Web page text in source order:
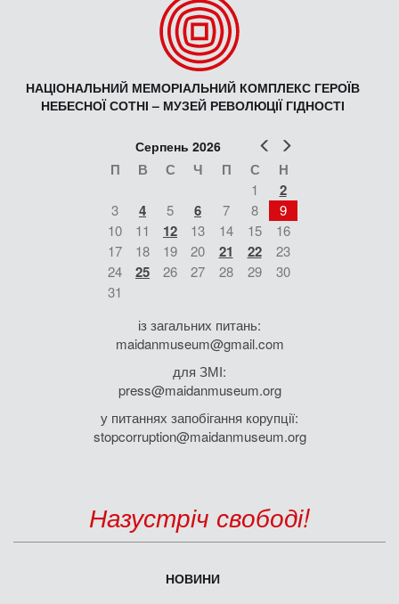
НАЦІОНАЛЬНИЙ МЕМОРІАЛЬНИЙ КОМПЛЕКС ГЕРОЇВ
НЕБЕСНОЇ СОТНІ – МУЗЕЙ РЕВОЛЮЦІЇ ГІДНОСТІ
Попер
Серпень 2026
П В С Ч П С Н
1 2
3 4 5 6 7 8
9
10
11 12 13 14 15
16
17
18 19 20 21 22
23
24
25 26 27 28 29
30
31
із загальних питань:
maidanmuseum@gmail.com
для ЗМІ:
press@maidanmuseum.org
у питаннях запобігання корупції:
stopcorruption@maidanmuseum.org
Назустріч свободі!
НОВИНИ